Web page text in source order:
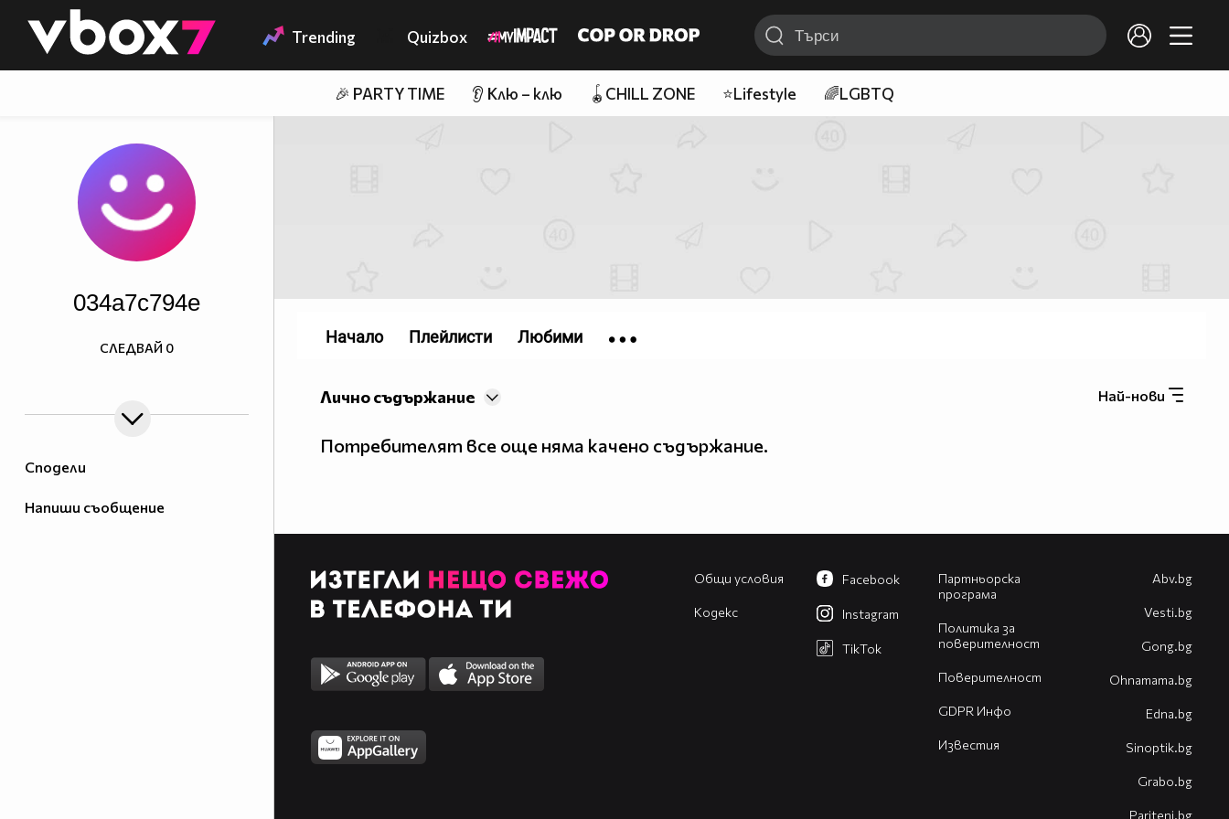
👾 Trending Quizbox
🎉 PARTY TIME 👂 Клю – клю 🪀CHILL ZONE ⭐Lifestyle 🌈LGBTQ
Сподели
Напиши съобщение
034a7c794e
СЛЕДВАЙ 0
Най-нови
Лично съдържание
Потребителят все още няма качено съдържание.
Начало Плейлисти Любими
Общи условия
Кодекс
Партньорска
програма
Политика за
поверителност
Поверителност
GDPR Инфо
Известия
Facebook
Instagram
TikTok
Abv.bg
Vesti.bg
Gong.bg
Оhnamama.bg
Edna.bg
Sinoptik.bg
Grabo.bg
Pariteni.bg